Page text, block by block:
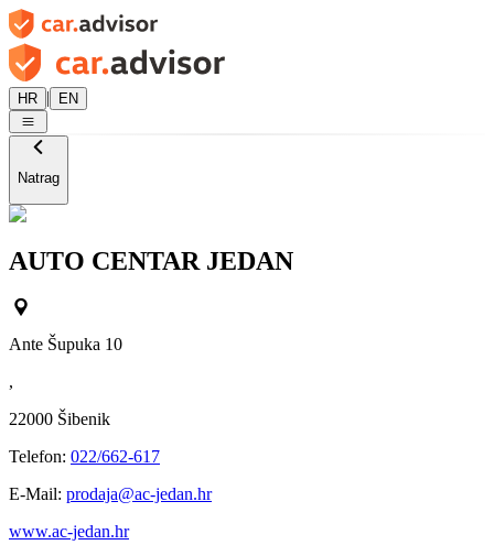
HR | EN
Natrag
AUTO CENTAR JEDAN
Ante Šupuka 10
,
22000 Šibenik
Telefon: 022/662-617
E-Mail: prodaja@ac-jedan.hr
www.ac-jedan.hr